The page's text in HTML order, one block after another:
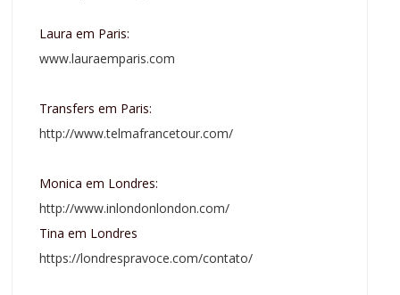
Laura em Paris:
www.lauraemparis.com
Transfers em Paris:
http://www.telmafrancetour.com/
Monica em Londres:
http://www.inlondonlondon.com/
Tina em Londres
https://londrespravoce.com/contato/